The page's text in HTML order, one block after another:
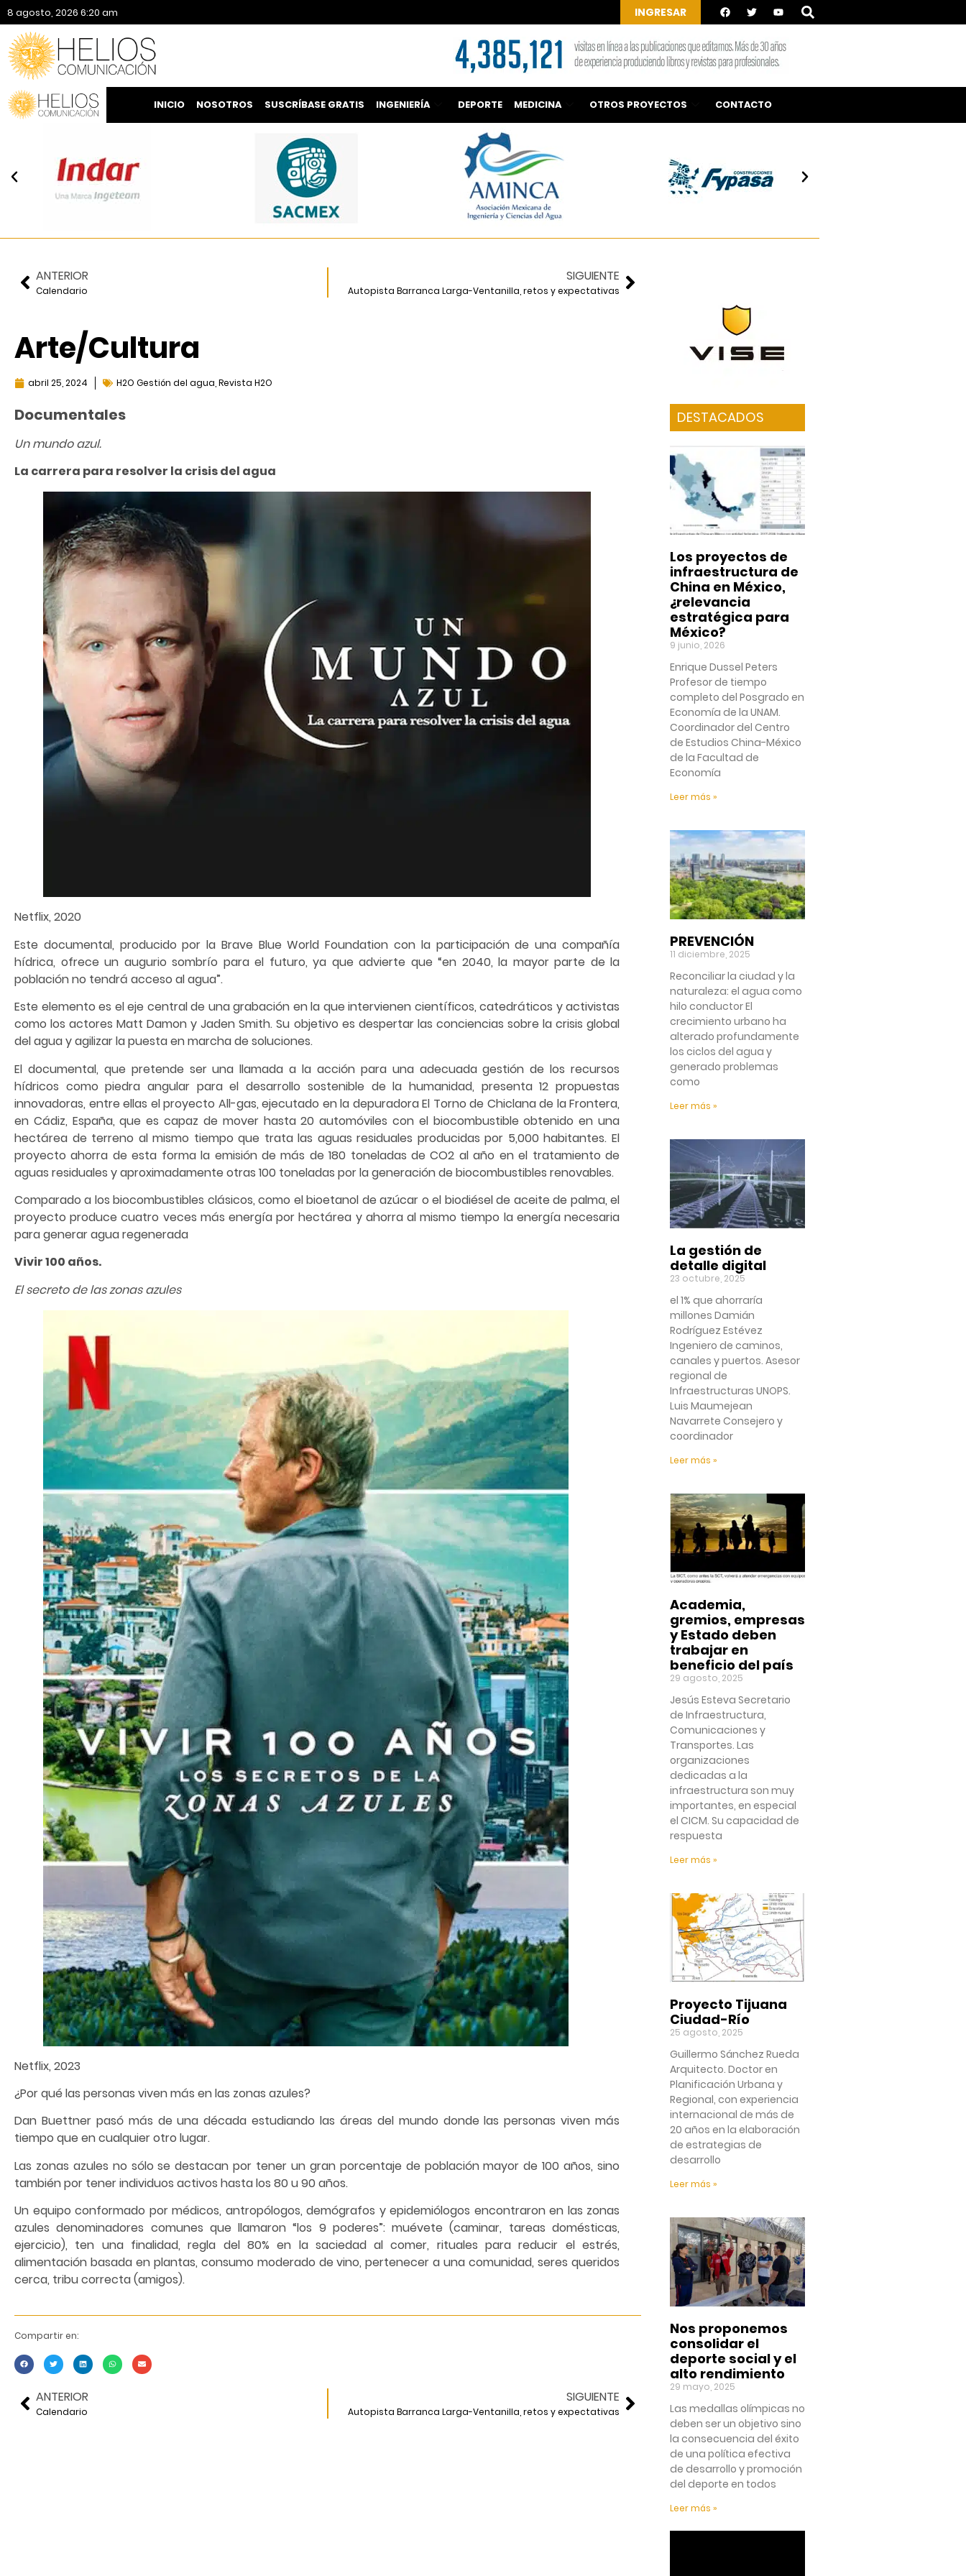
8 agosto, 2026 6:20 am INGRESAR
INICIO NOSOTROS SUSCRÍBASE GRATIS INGENIERÍA DEPORTE MEDICINA OTROS PROYECTOS CONTACTO
ANTERIOR
Calendario
SIGUIENTE
Autopista Barranca Larga-Ventanilla, retos y expectativas
Arte/Cultura
abril 25, 2024 H2O Gestión del agua Revista H2O
Documentales
Un mundo azul.
La carrera para resolver la crisis del agua
Netflix, 2020
Este documental, producido por la Brave Blue World Foundation con la participación de una compañía
hídrica, ofrece un augurio sombrío para el futuro, ya que advierte que “en 2040, la mayor parte de la
población no tendrá acceso al agua”.
Este elemento es el eje central de una grabación en la que intervienen científicos, catedráticos y activistas
como los actores Matt Damon y Jaden Smith. Su objetivo es despertar las conciencias sobre la crisis global
del agua y agilizar la puesta en marcha de soluciones.
El documental, que pretende ser una llamada a la acción para una adecuada gestión de los recursos
hídricos como piedra angular para el desarrollo sostenible de la humanidad, presenta 12 propuestas
innovadoras, entre ellas el proyecto All-gas, ejecutado en la depuradora El Torno de Chiclana de la Frontera,
en Cádiz, España, que es capaz de mover hasta 20 automóviles con el biocombustible obtenido en una
hectárea de terreno al mismo tiempo que trata las aguas residuales producidas por 5,000 habitantes. El
proyecto ahorra de esta forma la emisión de más de 180 toneladas de CO2 al año en el tratamiento de
aguas residuales y aproximadamente otras 100 toneladas por la generación de biocombustibles renovables.
Comparado a los biocombustibles clásicos, como el bioetanol de azúcar o el biodiésel de aceite de palma, el
proyecto produce cuatro veces más energía por hectárea y ahorra al mismo tiempo la energía necesaria
para generar agua regenerada
Vivir 100 años.
El secreto de las zonas azules
Netflix, 2023
¿Por qué las personas viven más en las zonas azules?
Dan Buettner pasó más de una década estudiando las áreas del mundo donde las personas viven más
tiempo que en cualquier otro lugar.
Las zonas azules no sólo se destacan por tener un gran porcentaje de población mayor de 100 años, sino
también por tener individuos activos hasta los 80 u 90 años.
Un equipo conformado por médicos, antropólogos, demógrafos y epidemiólogos encontraron en las zonas
azules denominadores comunes que llamaron “los 9 poderes”: muévete (caminar, tareas domésticas,
ejercicio), ten una finalidad, regla del 80% en la saciedad al comer, rituales para reducir el estrés,
alimentación basada en plantas, consumo moderado de vino, pertenecer a una comunidad, seres queridos
cerca, tribu correcta (amigos).
Compartir en:
ANTERIOR
Calendario
SIGUIENTE
Autopista Barranca Larga-Ventanilla, retos y expectativas
DESTACADOS
Los proyectos de
infraestructura de
China en México,
¿relevancia
estratégica para
México?
9 junio, 2026
Enrique Dussel Peters
Profesor de tiempo
completo del Posgrado en
Economía de la UNAM.
Coordinador del Centro
de Estudios China-México
de la Facultad de
Economía
Leer más »
PREVENCIÓN
11 diciembre, 2025
Reconciliar la ciudad y la
naturaleza: el agua como
hilo conductor El
crecimiento urbano ha
alterado profundamente
los ciclos del agua y
generado problemas
como
Leer más »
La gestión de
detalle digital
23 octubre, 2025
el 1% que ahorraría
millones Damián
Rodríguez Estévez
Ingeniero de caminos,
canales y puertos. Asesor
regional de
Infraestructuras UNOPS.
Luis Maumejean
Navarrete Consejero y
coordinador
Leer más »
Academia,
gremios, empresas
y Estado deben
trabajar en
beneficio del país
29 agosto, 2025
Jesús Esteva Secretario
de Infraestructura,
Comunicaciones y
Transportes. Las
organizaciones
dedicadas a la
infraestructura son muy
importantes, en especial
el CICM. Su capacidad de
respuesta
Leer más »
Proyecto Tijuana
Ciudad-Río
25 agosto, 2025
Guillermo Sánchez Rueda
Arquitecto. Doctor en
Planificación Urbana y
Regional, con experiencia
internacional de más de
20 años en la elaboración
de estrategias de
desarrollo
Leer más »
Nos proponemos
consolidar el
deporte social y el
alto rendimiento
29 mayo, 2025
Las medallas olímpicas no
deben ser un objetivo sino
la consecuencia del éxito
de una política efectiva
de desarrollo y promoción
del deporte en todos
Leer más »